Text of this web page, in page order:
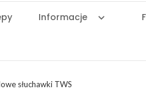
Informacje keyboard_arrow_down
słuchawki TWS